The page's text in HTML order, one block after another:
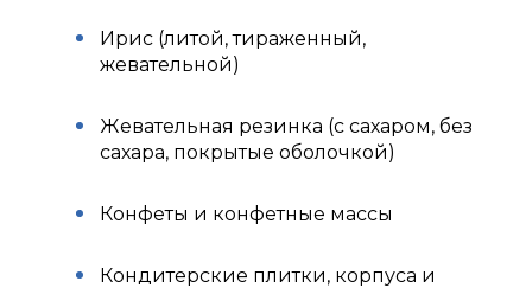
Ирис (литой, тираженный,
жевательной)
Жевательная резинка (с сахаром, без
сахара, покрытые оболочкой)
Конфеты и конфетные массы
Кондитерские плитки, корпуса и